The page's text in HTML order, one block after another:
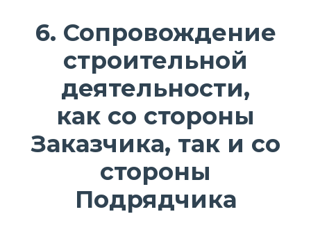
6. Сопровождение
строительной
деятельности,
как со стороны
Заказчика, так и со
стороны
Подрядчика